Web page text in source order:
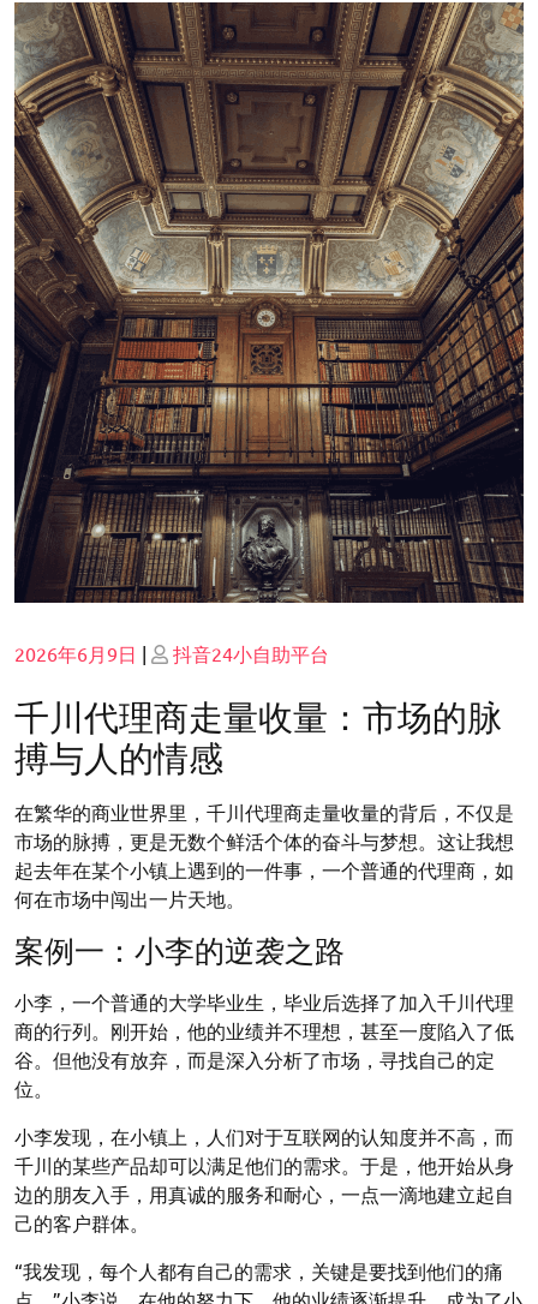
Posted
2026年6月9日 | Posted
抖音24小自助平台
千川代理商走量收量：市场的脉
搏与人的情感
在繁华的商业世界里，千川代理商走量收量的背后，不仅是
市场的脉搏，更是无数个鲜活个体的奋斗与梦想。这让我想
起去年在某个小镇上遇到的一件事，一个普通的代理商，如
何在市场中闯出一片天地。
案例一：小李的逆袭之路
小李，一个普通的大学毕业生，毕业后选择了加入千川代理
商的行列。刚开始，他的业绩并不理想，甚至一度陷入了低
谷。但他没有放弃，而是深入分析了市场，寻找自己的定
位。
小李发现，在小镇上，人们对于互联网的认知度并不高，而
千川的某些产品却可以满足他们的需求。于是，他开始从身
边的朋友入手，用真诚的服务和耐心，一点一滴地建立起自
己的客户群体。
“我发现，每个人都有自己的需求，关键是要找到他们的痛
点。”小李说。在他的努力下，他的业绩逐渐提升，成为了小